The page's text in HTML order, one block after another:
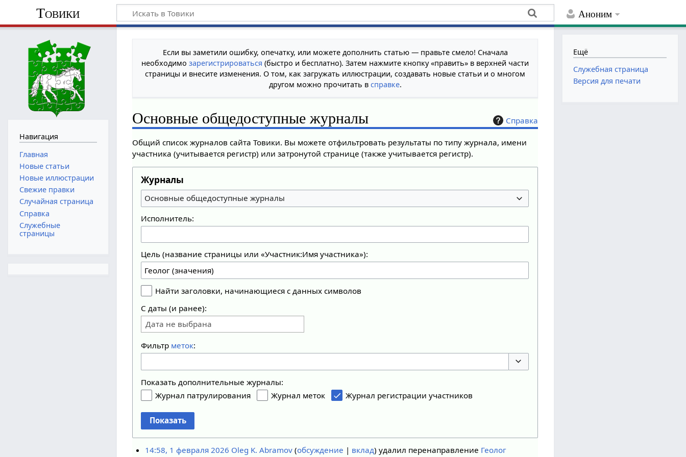
Аноним
Товики
Если вы заметили ошибку, опечатку, или можете дополнить статью — правьте смело! Сначала
необходимозарегистрироваться (быстро и бесплатно). Затем нажмите кнопку «править» в верхней части
страницы и внесите изменения. О том, как загружать иллюстрации, создавать новые статьи и о многом
другом можно прочитать в справке.
Справка
Основные общедоступные журналы
Общий список журналов сайта Товики. Вы можете отфильтровать результаты по типу журнала, имени
участника (учитывается регистр) или затронутой странице (также учитывается регистр).
Журналы
Основные общедоступные журналы
Исполнитель:
Цель (название страницы или «Участник:Имя участника»):
Найти заголовки, начинающиеся с данных символов
С даты (и ранее):
Дата не выбрана
Фильтр меток:
Показать дополнительные журналы:
Журнал патрулирования
Журнал меток Журнал регистрации участников
Показать
14:58, 1 февраля 2026 Oleg K. Abramov обсуждение вклад удалил перенаправление Геолог
Навигация
Главная
Новые статьи
Новые иллюстрации
Свежие правки
Случайная страница
Справка
Служебные
страницы
Ещё
Служебная страница
Версия для печати